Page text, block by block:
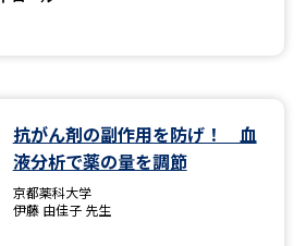
抗がん剤の副作用を防げ！ 血
液分析で薬の量を調節
京都薬科大学
伊藤 由佳子 先生